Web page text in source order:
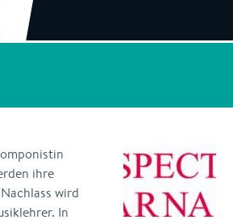
ihre
wird
In